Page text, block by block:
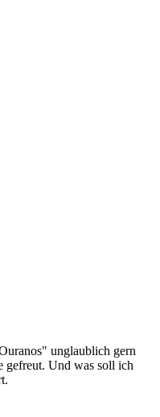
unglaublich gern
gefreut. Und was soll ich